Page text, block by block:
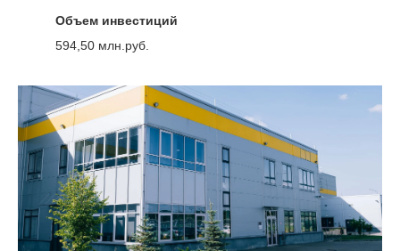
Объем инвестиций
594,50 млн.руб.